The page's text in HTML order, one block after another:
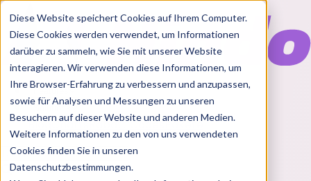
Diese Website speichert Cookies auf Ihrem Computer.
Diese Cookies werden verwendet, um Informationen
darüber zu sammeln, wie Sie mit unserer Website
interagieren. Wir verwenden diese Informationen, um
Ihre Browser-Erfahrung zu verbessern und anzupassen,
sowie für Analysen und Messungen zu unseren
Besuchern auf dieser Website und anderen Medien.
Weitere Informationen zu den von uns verwendeten
Cookies finden Sie in unseren
Datenschutzbestimmungen.
Features
Solutions
BlogChartsRabatt CodesPakete